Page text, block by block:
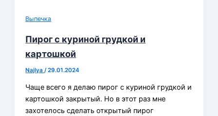
Выпечка
Пирог с куриной грудкой и
картошкой
Najlya /29.01.2024
Чаще всего я делаю пирог с куриной грудкой и
картошкой закрытый. Но в этот раз мне
захотелось сделать открытый пирог